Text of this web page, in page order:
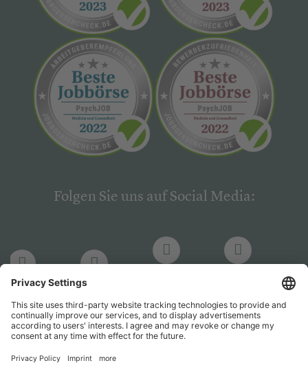
Folgen Sie uns auf Social Media:
LinkedIn
PsychJOB PsychJOB
Hogrefe
Verlag
Hogrefe
Verlag